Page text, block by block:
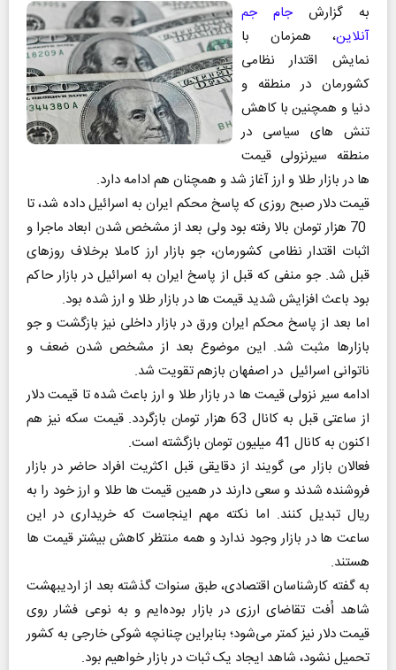
به گزارشجام جم
آنلاین، همزمان با
نمایش اقتدار نظامی
کشورمان در منطقه و
دنیا و همچنین با کاهش
تنش های سیاسی در
منطقه سیرنزولی قیمت
ها در بازار طلا و ارز آغاز شد و همچنان هم ادامه دارد.
قیمت دلار صبح روزی که پاسخ محکم ایران به اسرائیل داده شد، تا
70 هزار تومان بالا رفته بود ولی بعد از مشخص شدن ابعاد ماجرا و
اثبات اقتدار نظامی کشورمان، جو بازار ارز کاملا برخلاف روزهای
قبل شد. جو منفی که قبل از پاسخ ایران به اسرائیل در بازار حاکم
بود باعث افزایش شدید قیمت ها در بازار طلا و ارز شده بود.
اما بعد از پاسخ محکم ایران ورق در بازار داخلی نیز بازگشت و جو
بازارها مثبت شد. این موضوع بعد از مشخص شدن ضعف و
ناتوانی اسرائیل در اصفهان بازهم تقویت شد.
ادامه سیر نزولی قیمت ها در بازار طلا و ارز باعث شده تا قیمت دلار
از ساعتی قبل به کانال 63 هزار تومان بازگردد. قیمت سکه نیز هم
اکنون به کانال 41 میلیون تومان بازگشته است.
فعالان بازار می گویند از دقایقی قبل اکثریت افراد حاضر در بازار
فروشنده شدند و سعی دارند در همین قیمت ها طلا و ارز خود را به
ریال تبدیل کنند. اما نکته مهم اینجاست که خریداری در این
ساعت ها در بازار وجود ندارد و همه منتظر کاهش بیشتر قیمت ها
هستند.
به گفته کارشناسان اقتصادی، طبق سنوات گذشته بعد از اردیبهشت
شاهد اُفت تقاضای ارزی در بازار بوده‌ایم و به نوعی فشار‌ روی
قیمت دلار نیز کمتر می‌شود؛ بنابراین چنانچه شوکی خارجی به کشور
تحمیل نشود، شاهد ایجاد یک ثبات در بازار خواهیم بود.